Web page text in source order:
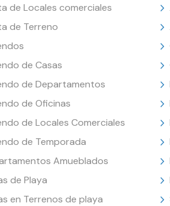
de Locales comerciales
de Terreno
de Casas
de Departamentos
de Oficinas
de Locales Comerciales
de Temporada
Amueblados
de Playa
en Terrenos de playa